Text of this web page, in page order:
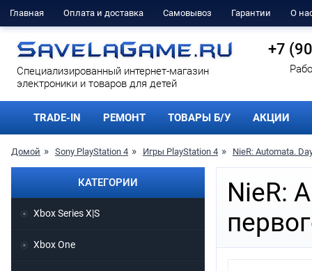
Главная Оплата и доставка Самовывоз Гарантии О
Cпециализированный интернет-магазин
электроники и товаров для детей
+7
TRADE-IN РЕМОНТ ТОВАРЫ Б/У АКЦИИ
Домой Sony PlayStation 4 Игры PlayStation 4 NieR: Automata.
NieR:
КАТЕГОРИИ
Xbox Series X|S
Xbox One